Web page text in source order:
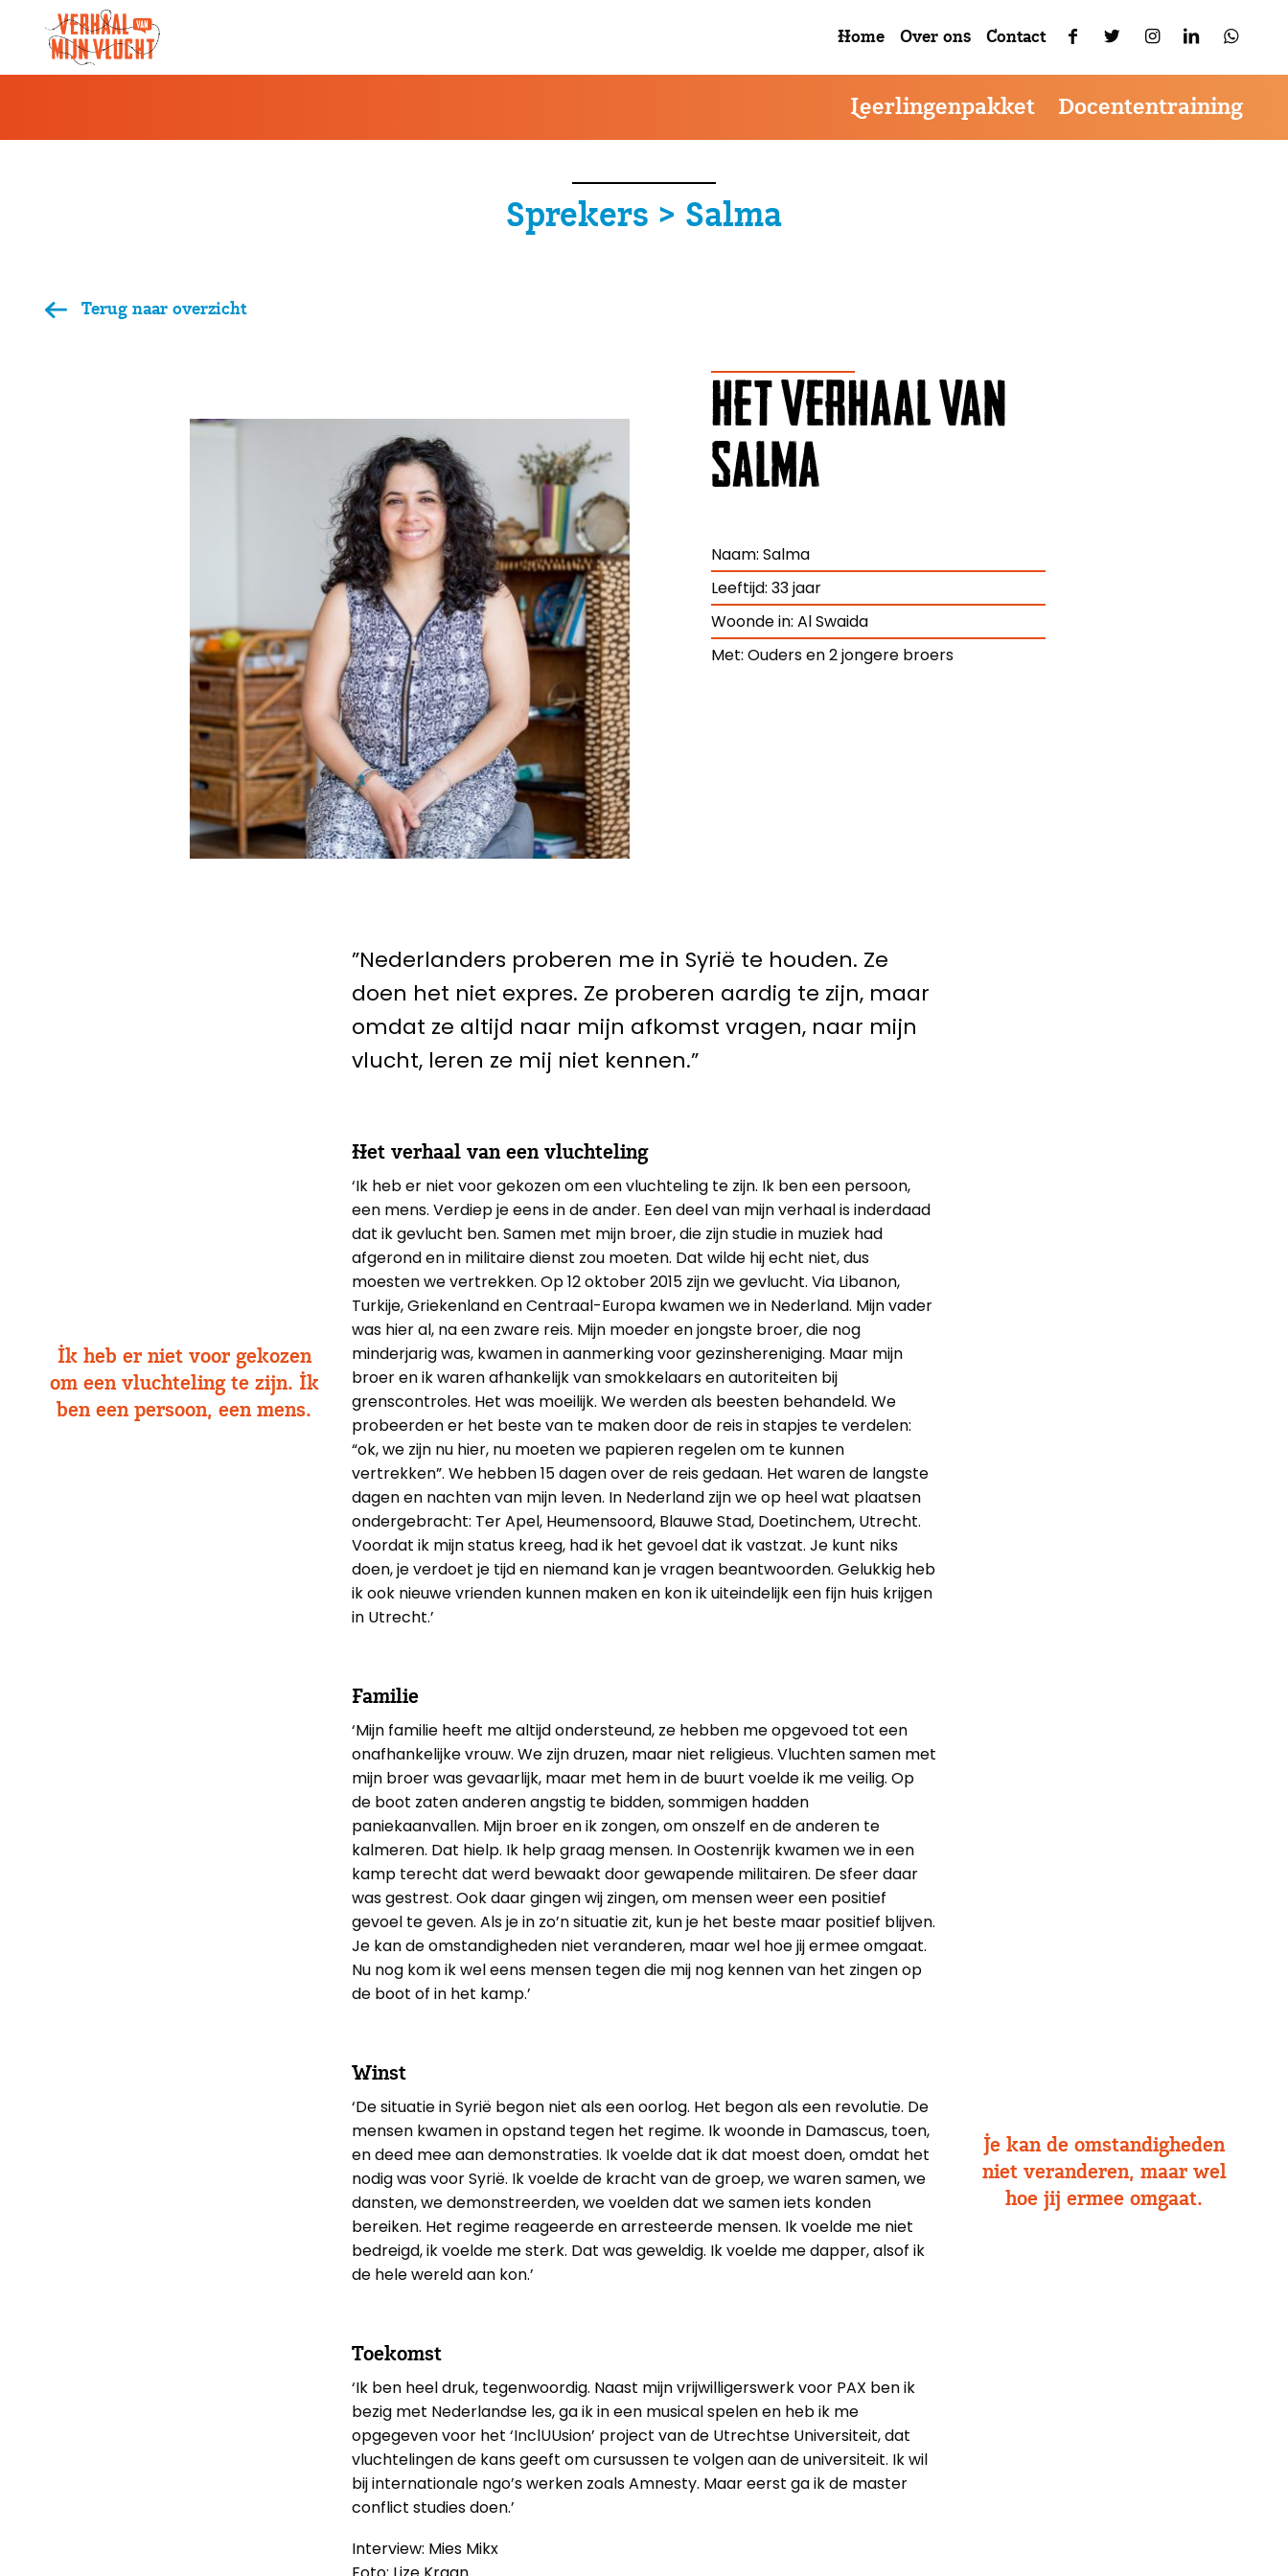
Home Over ons Contact
Leerlingenpakket Docententraining
menu
Sprekers > Salma
Terug naar overzicht
HET VERHAAL VAN
SALMA
Naam: Salma
Leeftijd: 33 jaar
Woonde in: Al Swaida
Met: Ouders en 2 jongere broers
”Nederlanders proberen me in Syrië te houden. Ze
doen het niet expres. Ze proberen aardig te zijn, maar
omdat ze altijd naar mijn afkomst vragen, naar mijn
vlucht, leren ze mij niet kennen.”
Het verhaal van een vluchteling
‘Ik heb er niet voor gekozen om een vluchteling te zijn. Ik ben een persoon,
een mens. Verdiep je eens in de ander. Een deel van mijn verhaal is inderdaad
dat ik gevlucht ben. Samen met mijn broer, die zijn studie in muziek had
afgerond en in militaire dienst zou moeten. Dat wilde hij echt niet, dus
moesten we vertrekken. Op 12 oktober 2015 zijn we gevlucht. Via Libanon,
Turkije, Griekenland en Centraal-Europa kwamen we in Nederland. Mijn vader
was hier al, na een zware reis. Mijn moeder en jongste broer, die nog
minderjarig was, kwamen in aanmerking voor gezinshereniging. Maar mijn
broer en ik waren afhankelijk van smokkelaars en autoriteiten bij
grenscontroles. Het was moeilijk. We werden als beesten behandeld. We
probeerden er het beste van te maken door de reis in stapjes te verdelen:
“ok, we zijn nu hier, nu moeten we papieren regelen om te kunnen
vertrekken”. We hebben 15 dagen over de reis gedaan. Het waren de langste
dagen en nachten van mijn leven. In Nederland zijn we op heel wat plaatsen
ondergebracht: Ter Apel, Heumensoord, Blauwe Stad, Doetinchem, Utrecht.
Voordat ik mijn status kreeg, had ik het gevoel dat ik vastzat. Je kunt niks
doen, je verdoet je tijd en niemand kan je vragen beantwoorden. Gelukkig heb
ik ook nieuwe vrienden kunnen maken en kon ik uiteindelijk een fijn huis krijgen
in Utrecht.’
Ik heb er niet voor gekozen
om een vluchteling te zijn. Ik
ben een persoon, een mens.
Familie
‘Mijn familie heeft me altijd ondersteund, ze hebben me opgevoed tot een
onafhankelijke vrouw. We zijn druzen, maar niet religieus. Vluchten samen met
mijn broer was gevaarlijk, maar met hem in de buurt voelde ik me veilig. Op
de boot zaten anderen angstig te bidden, sommigen hadden
paniekaanvallen. Mijn broer en ik zongen, om onszelf en de anderen te
kalmeren. Dat hielp. Ik help graag mensen. In Oostenrijk kwamen we in een
kamp terecht dat werd bewaakt door gewapende militairen. De sfeer daar
was gestrest. Ook daar gingen wij zingen, om mensen weer een positief
gevoel te geven. Als je in zo’n situatie zit, kun je het beste maar positief blijven.
Je kan de omstandigheden niet veranderen, maar wel hoe jij ermee omgaat.
Nu nog kom ik wel eens mensen tegen die mij nog kennen van het zingen op
de boot of in het kamp.’
Winst
‘De situatie in Syrië begon niet als een oorlog. Het begon als een revolutie. De
mensen kwamen in opstand tegen het regime. Ik woonde in Damascus, toen,
en deed mee aan demonstraties. Ik voelde dat ik dat moest doen, omdat het
nodig was voor Syrië. Ik voelde de kracht van de groep, we waren samen, we
dansten, we demonstreerden, we voelden dat we samen iets konden
bereiken. Het regime reageerde en arresteerde mensen. Ik voelde me niet
bedreigd, ik voelde me sterk. Dat was geweldig. Ik voelde me dapper, alsof ik
de hele wereld aan kon.’
Je kan de omstandigheden
niet veranderen, maar wel
hoe jij ermee omgaat.
Toekomst
‘Ik ben heel druk, tegenwoordig. Naast mijn vrijwilligerswerk voor PAX ben ik
bezig met Nederlandse les, ga ik in een musical spelen en heb ik me
opgegeven voor het ‘InclUUsion’ project van de Utrechtse Universiteit, dat
vluchtelingen de kans geeft om cursussen te volgen aan de universiteit. Ik wil
bij internationale ngo’s werken zoals Amnesty. Maar eerst ga ik de master
conflict studies doen.’
Interview: Mies Mikx